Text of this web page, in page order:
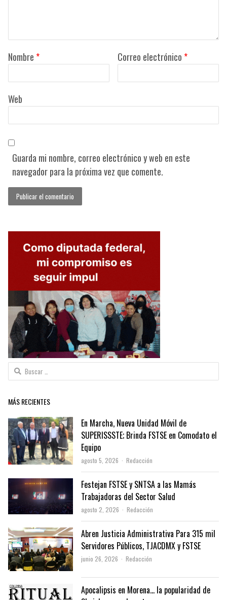
Nombre * Correo electrónico *
Web
Guarda mi nombre, correo electrónico y web en este
navegador para la próxima vez que comente.
Buscar:
MÁS RECIENTES
En Marcha, Nueva Unidad Móvil de
SUPERISSSTE; Brinda FSTSE en Comodato el
Equipo
agosto 5, 2026 Author
Redacción
Festejan FSTSE y SNTSA a las Mamás
Trabajadoras del Sector Salud
agosto 2, 2026 Author
Redacción
Abren Justicia Administrativa Para 315 mil
Servidores Públicos, TJACDMX y FSTSE
junio 26, 2026 Author
Redacción
Apocalipsis en Morena… la popularidad de